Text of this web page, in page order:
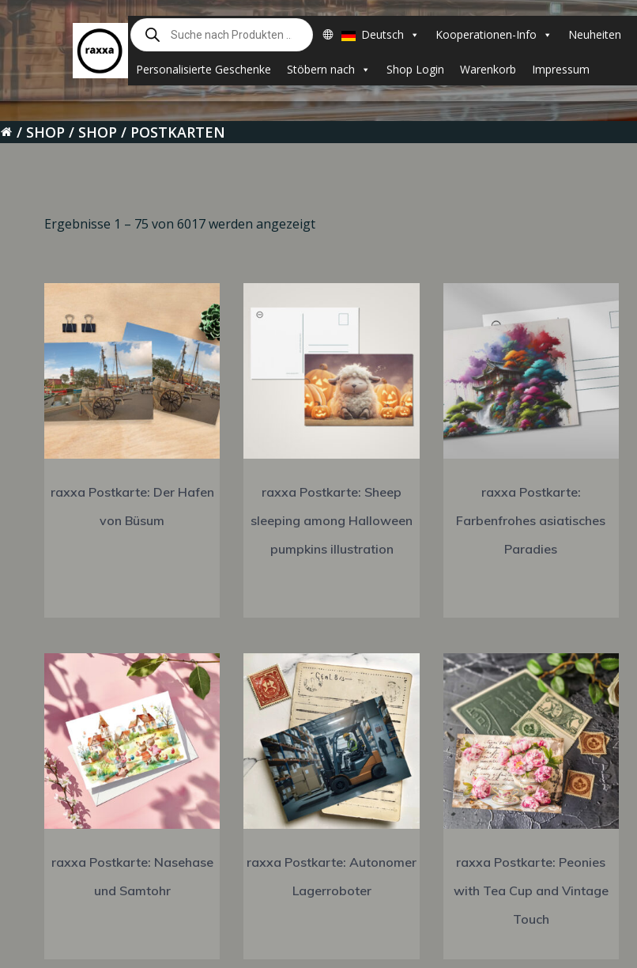
Zum
Inhalt
springen
Suche
nach
Produkten
Deutsch Kooperationen-Info Neuheiten
Personalisierte Geschenke Stöbern nach Shop Login Warenkorb Impressum
SHOP SHOP POSTKARTEN
Ergebnisse 1 – 75 von 6017 werden angezeigt
raxxa Postkarte: Der Hafen
von Büsum
raxxa Postkarte: Sheep
sleeping among Halloween
pumpkins illustration
raxxa Postkarte:
Farbenfrohes asiatisches
Paradies
raxxa Postkarte: Nasehase
und Samtohr
raxxa Postkarte: Autonomer
Lagerroboter
raxxa Postkarte: Peonies
with Tea Cup and Vintage
Touch